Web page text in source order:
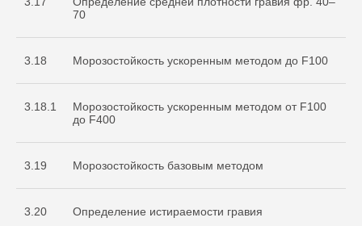
70
3.18 Морозостойкость ускоренным методом до F100
3.18.1
Морозостойкость ускоренным методом от F100
до F400
3.19 Морозостойкость базовым методом
3.20 Определение истираемости гравия